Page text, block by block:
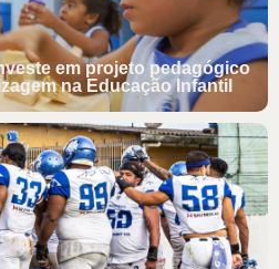
em projeto pedagógico
na Educação Infantil